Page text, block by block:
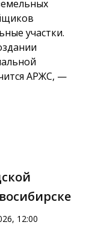
участки.
АРЖС, —
12:00